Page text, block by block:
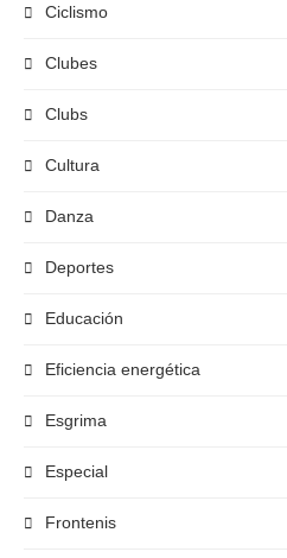
Ciclismo
Clubes
Clubs
Cultura
Danza
Deportes
Educación
Eficiencia energética
Esgrima
Especial
Frontenis